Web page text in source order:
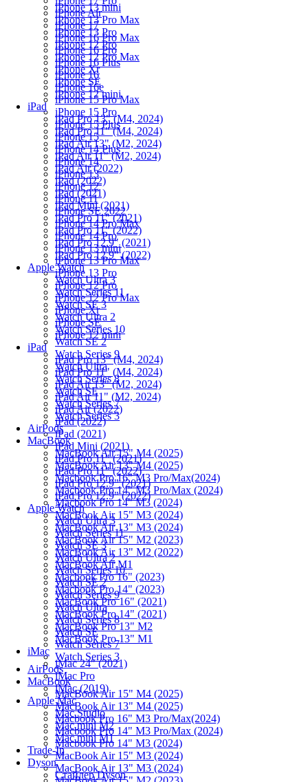
iPhone 13 mini
iPhone 13 Pro Max
iPhone 13 Pro
iPhone 12 Pro
iPhone 12 Pro Max
iPhone Xr
iPhone SE
iPhone 12 mini
iPad
iPad Pro 13" (M4, 2024)
iPad Pro 11" (M4, 2024)
iPad Air 13" (M2, 2024)
iPad Air 11" (M2, 2024)
iPad Air (2022)
iPad (2022)
iPad (2021)
iPad Mini (2021)
iPad Pro 11" (2021)
iPad Pro 11" (2022)
iPad Pro 12.9" (2021)
iPad Pro 12.9" (2022)
Apple Watch
Watch Ultra 3
Watch Series 11
Watch SE 3
Watch Ultra 2
Watch Series 10
Watch SE 2
Watch Series 9
Watch Ultra
Watch Series 8
Watch SE
Watch Series 7
Watch Series 3
AirPods
MacBook
MacBook Air 15" M4 (2025)
MacBook Air 13" M4 (2025)
Macbook Pro 16" M3 Pro/Max(2024)
Macbook Pro 14" M3 Pro/Max (2024)
Macbook Pro 14" M3 (2024)
MacBook Air 15" M3 (2024)
MacBook Air 13" M3 (2024)
MacBook Air 15" M2 (2023)
MacBook Air 13" M2 (2022)
MacBook Air M1
Macbook Pro 16" (2023)
Macbook Pro 14" (2023)
MacBook Pro 16" (2021)
MacBook Pro 14" (2021)
MacBook Pro 13" M2
MacBook Pro 13" M1
iMac
iMac 24" (2021)
iMac Pro
iMac (2019)
Apple Mac
Mac Studio
Mac mini M2
Mac mini M1
Trade-In
Dyson
Стайлер Dyson
iPhone Air
iPhone 17
iPhone 16 Pro Max
iPhone 16 Pro
iPhone 16 Plus
iPhone 16
iPhone 16e
iPhone 15 Pro Max
iPhone 15 Pro
iPhone 15 Plus
iPhone 15
iPhone 14 Plus
iPhone 14
iPhone 13
iPhone 12
iPhone 11
iPhone SE 2022
iPhone 14 Pro Max
iPhone 14 Pro
iPhone 13 mini
iPhone 13 Pro Max
iPhone 13 Pro
iPhone 12 Pro
iPhone 12 Pro Max
iPhone Xr
iPhone SE
iPhone 12 mini
iPad
iPad Pro 13" (M4, 2024)
iPad Pro 11" (M4, 2024)
iPad Air 13" (M2, 2024)
iPad Air 11" (M2, 2024)
iPad Air (2022)
iPad (2022)
iPad (2021)
iPad Mini (2021)
iPad Pro 11" (2021)
iPad Pro 11" (2022)
iPad Pro 12.9" (2021)
iPad Pro 12.9" (2022)
Apple Watch
Watch Ultra 3
Watch Series 11
Watch SE 3
Watch Ultra 2
Watch Series 10
Watch SE 2
Watch Series 9
Watch Ultra
Watch Series 8
Watch SE
Watch Series 7
Watch Series 3
AirPods
MacBook
MacBook Air 15" M4 (2025)
MacBook Air 13" M4 (2025)
Macbook Pro 16" M3 Pro/Max(2024)
Macbook Pro 14" M3 Pro/Max (2024)
Macbook Pro 14" M3 (2024)
MacBook Air 15" M3 (2024)
MacBook Air 13" M3 (2024)